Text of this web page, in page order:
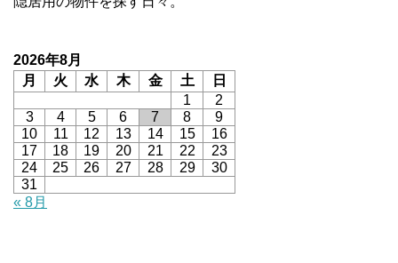
2026年8月
月
火 水 木 金 土
日
1
2
3
4 5 6 7 8
9
10
11 12 13 14 15
16
17
18 19 20 21 22
23
24
25 26 27 28 29
30
31
« 8月